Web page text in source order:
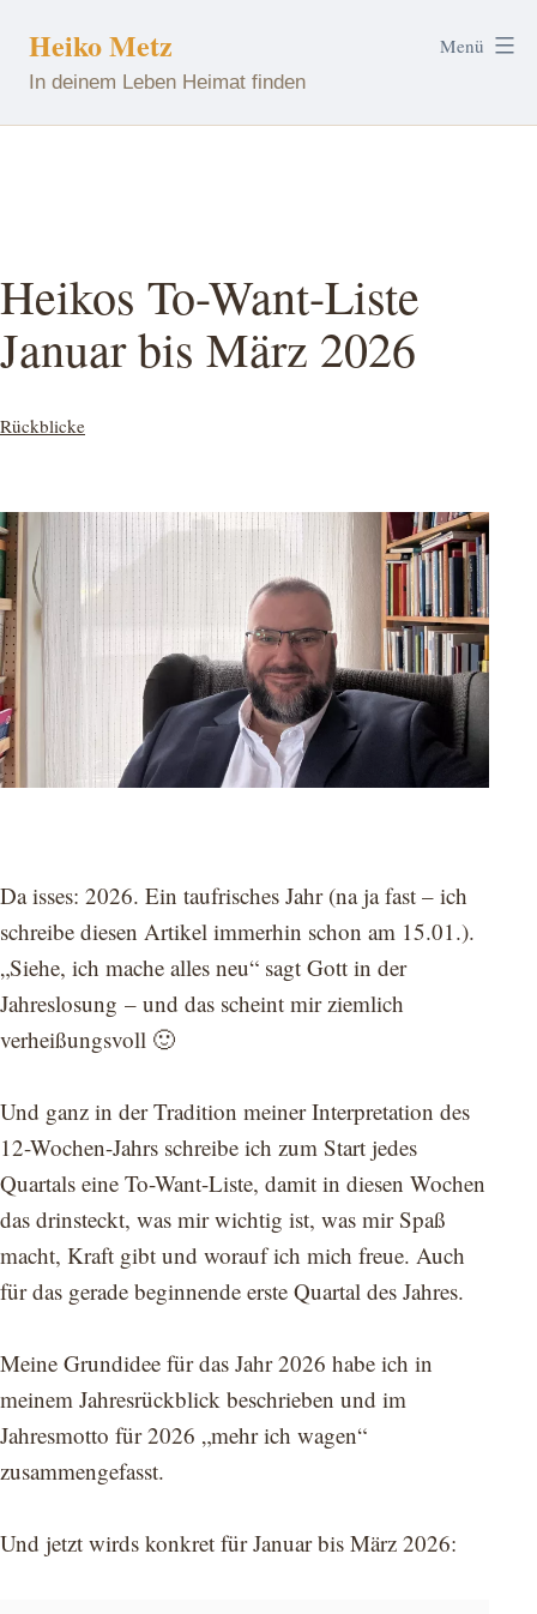
Inhalt
springen
Heiko Metz
In deinem Leben Heimat finden
Menü
Heikos To-Want-Liste
Januar bis März 2026
Kategorisiert
Rückblicke
Da isses: 2026. Ein taufrisches Jahr (na ja fast – ich
schreibe diesen Artikel immerhin schon am 15.01.).
„Siehe, ich mache alles neu“ sagt Gott in der
Jahreslosung – und das scheint mir ziemlich
verheißungsvoll 🙂
Und ganz in der Tradition meiner Interpretation des
12-Wochen-Jahrs schreibe ich zum Start jedes
Quartals eine To-Want-Liste, damit in diesen Wochen
das drinsteckt, was mir wichtig ist, was mir Spaß
macht, Kraft gibt und worauf ich mich freue. Auch
für das gerade beginnende erste Quartal des Jahres.
Meine Grundidee für das Jahr 2026 habe ich in
meinem Jahresrückblick beschrieben und im
Jahresmotto für 2026 „mehr ich wagen“
zusammengefasst.
Und jetzt wirds konkret für Januar bis März 2026: